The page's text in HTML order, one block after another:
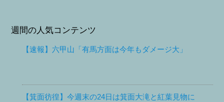
週間の人気コンテンツ
【速報】六甲山「有馬方面は今年もダメージ大」
【箕面彷徨】今週末の24日は箕面大滝と紅葉見物に